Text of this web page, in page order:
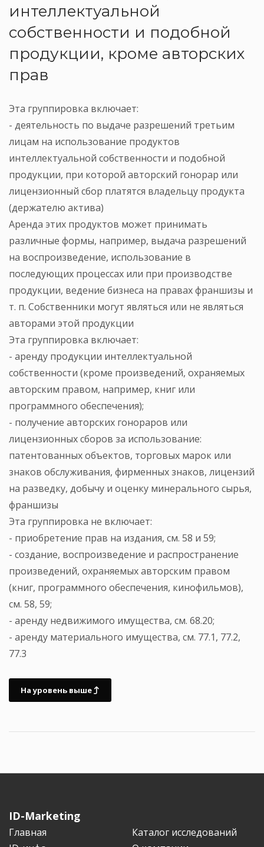
интеллектуальной
собственности и подобной
продукции, кроме авторских
прав
Эта группировка включает:
- деятельность по выдаче разрешений третьим
лицам на использование продуктов
интеллектуальной собственности и подобной
продукции, при которой авторский гонорар или
лицензионный сбор платятся владельцу продукта
(держателю актива)
Аренда этих продуктов может принимать
различные формы, например, выдача разрешений
на воспроизведение, использование в
последующих процессах или при производстве
продукции, ведение бизнеса на правах франшизы и
т. п. Собственники могут являться или не являться
авторами этой продукции
Эта группировка включает:
- аренду продукции интеллектуальной
собственности (кроме произведений, охраняемых
авторским правом, например, книг или
программного обеспечения);
- получение авторских гонораров или
лицензионных сборов за использование:
патентованных объектов, торговых марок или
знаков обслуживания, фирменных знаков, лицензий
на разведку, добычу и оценку минерального сырья,
франшизы
Эта группировка не включает:
- приобретение прав на издания, см. 58 и 59;
- создание, воспроизведение и распространение
произведений, охраняемых авторским правом
(книг, программного обеспечения, кинофильмов),
см. 58, 59;
- аренду недвижимого имущества, см. 68.20;
- аренду материального имущества, см. 77.1, 77.2,
77.3
На уровень выше
ID-Marketing
Главная
Каталог исследований